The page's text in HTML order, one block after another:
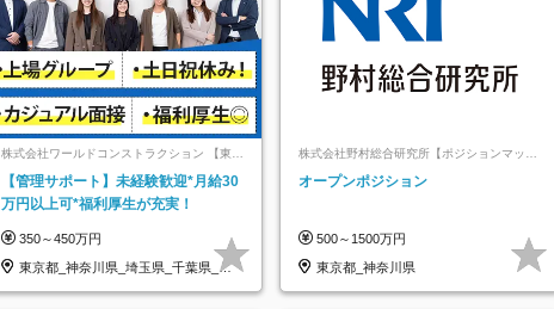
株式会社ワールドコンストラクション 【東証
一部】 (ワールドホールディングス・グルー
プ)【管理サポート】未経験歓迎*月給30
万円以上可*福利厚生が充実！
350～450万円
東京都_神奈川県_埼玉県_千葉県_大
阪府…
株式会社野村総合研究所【ポジションマッチ
オープンポジション
500～1500万円
東京都_神奈川県